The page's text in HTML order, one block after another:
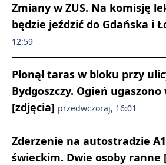
Zmiany w ZUS. Na komisję
będzie jeździć do Gdańska i
12:59
Płonął taras w bloku przy
Bydgoszczy. Ogień
[zdjęcia] przedwczoraj, 16:01
Zderzenie na autostradzie
świeckim. Dwie osoby ranne